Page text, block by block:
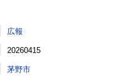
広報
20260415
茅野市